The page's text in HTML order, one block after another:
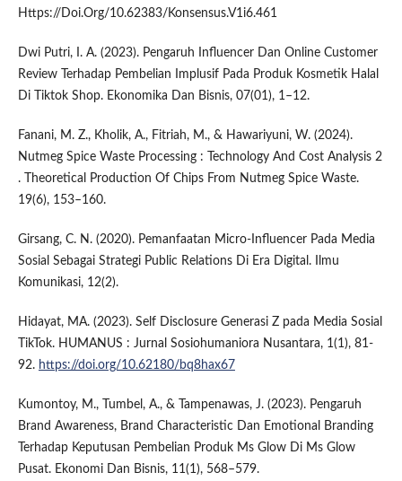
Https://Doi.Org/10.62383/Konsensus.V1i6.461
Dwi Putri, I. A. (2023). Pengaruh Influencer Dan Online Customer
Review Terhadap Pembelian Implusif Pada Produk Kosmetik Halal
Di Tiktok Shop. Ekonomika Dan Bisnis, 07(01), 1–12.
Fanani, M. Z., Kholik, A., Fitriah, M., & Hawariyuni, W. (2024).
Nutmeg Spice Waste Processing : Technology And Cost Analysis 2
. Theoretical Production Of Chips From Nutmeg Spice Waste.
19(6), 153–160.
Girsang, C. N. (2020). Pemanfaatan Micro-Influencer Pada Media
Sosial Sebagai Strategi Public Relations Di Era Digital. Ilmu
Komunikasi, 12(2).
Hidayat, MA. (2023). Self Disclosure Generasi Z pada Media Sosial
TikTok. HUMANUS : Jurnal Sosiohumaniora Nusantara, 1(1), 81-
92. https://doi.org/10.62180/bq8hax67
Kumontoy, M., Tumbel, A., & Tampenawas, J. (2023). Pengaruh
Brand Awareness, Brand Characteristic Dan Emotional Branding
Terhadap Keputusan Pembelian Produk Ms Glow Di Ms Glow
Pusat. Ekonomi Dan Bisnis, 11(1), 568–579.